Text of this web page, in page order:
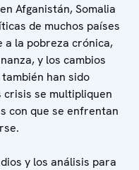
Afganistán, Somalia
de muchos países
la pobreza crónica,
y los cambios
han sido
crisis se multipliquen
con que se enfrentan
y los análisis para